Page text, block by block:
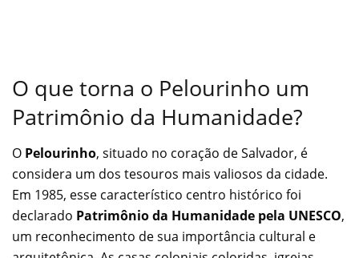
O que torna o Pelourinho um
Patrimônio da Humanidade?
O Pelourinho, situado no coração de Salvador, é
considera um dos tesouros mais valiosos da cidade.
Em 1985, esse característico centro histórico foi
declarado Patrimônio da Humanidade pela UNESCO,
um reconhecimento de sua importância cultural e